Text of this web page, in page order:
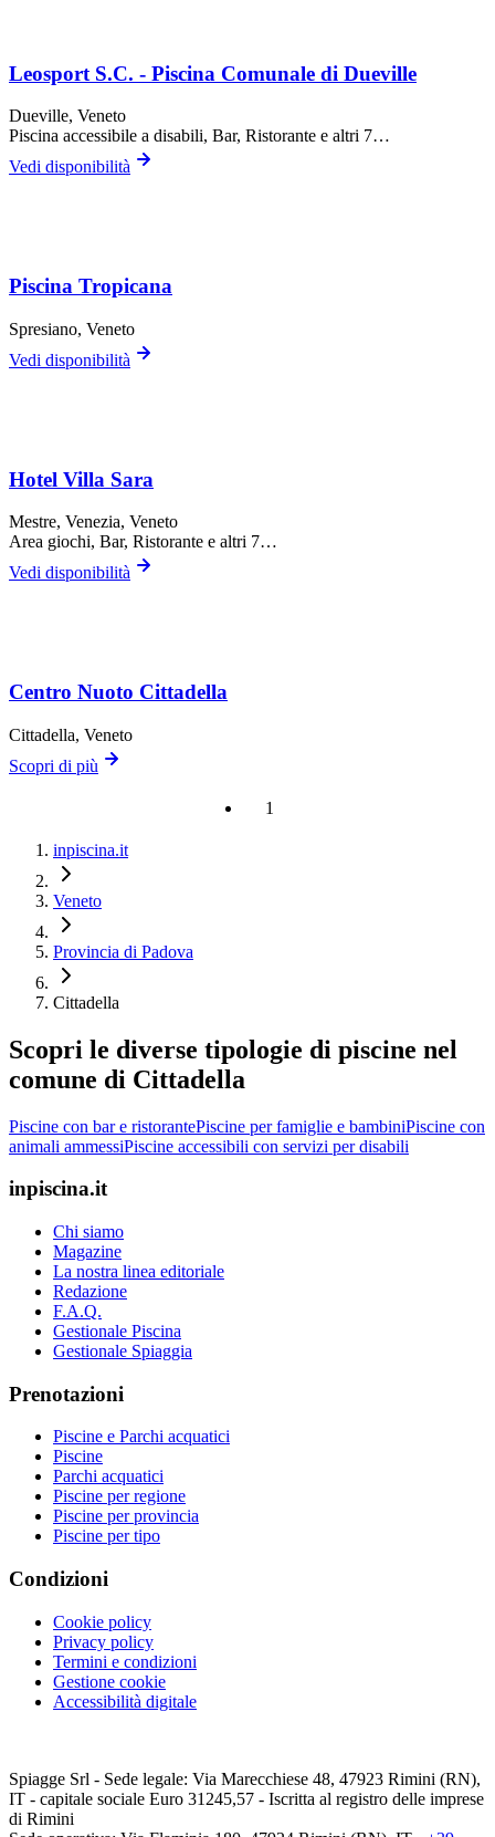
Leosport S.C. - Piscina Comunale di Dueville
Dueville, Veneto
Piscina accessibile a disabili, Bar, Ristorante e altri 7…
Vedi disponibilità
Piscina Tropicana
Spresiano, Veneto
Vedi disponibilità
Hotel Villa Sara
Mestre, Venezia, Veneto
Area giochi, Bar, Ristorante e altri 7…
Vedi disponibilità
Centro Nuoto Cittadella
Cittadella, Veneto
Scopri di più
1
inpiscina.it
Veneto
Provincia di Padova
Cittadella
Scopri le diverse tipologie di piscine nel
comune di Cittadella
Piscine con bar e ristorantePiscine per famiglie e bambiniPiscine con
animali ammessiPiscine accessibili con servizi per disabili
inpiscina.it
Chi siamo
Magazine
La nostra linea editoriale
Redazione
F.A.Q.
Gestionale Piscina
Gestionale Spiaggia
Prenotazioni
Piscine e Parchi acquatici
Piscine
Parchi acquatici
Piscine per regione
Piscine per provincia
Piscine per tipo
Condizioni
Cookie policy
Privacy policy
Termini e condizioni
Gestione cookie
Accessibilità digitale
Spiagge Srl - Sede legale: Via Marecchiese 48, 47923 Rimini (RN),
IT - capitale sociale Euro 31245,57 - Iscritta al registro delle imprese
di Rimini